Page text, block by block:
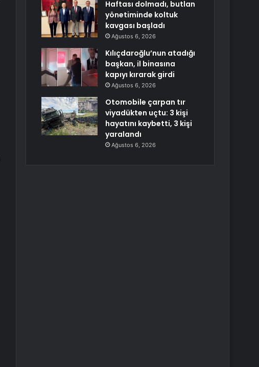
Haftası dolmadı, butlan
yönetiminde koltuk
kavgası başladı
Ağustos 6, 2026
Kılıçdaroğlu’nun atadığı
başkan, il binasına
kapıyı kırarak girdi
Ağustos 6, 2026
Otomobile çarpan tır
viyadükten uçtu: 3 kişi
hayatını kaybetti, 3 kişi
yaralandı
Ağustos 6, 2026